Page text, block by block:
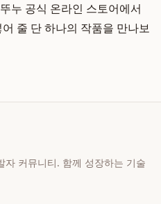
누 공식 온라인 스토어에서
줄 단 하나의 작품을 만나보
자 커뮤니티. 함께 성장하는 기술